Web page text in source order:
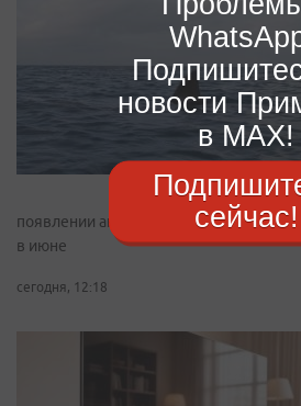
появлении акул у берегов
в июне
сегодня, 12:18
новости
в MAX!
сейчас!